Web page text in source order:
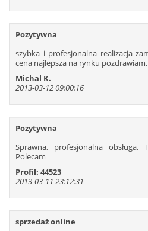
Pozytywna
szybka i profesjonalna realizacja
cena najlepsza na rynku pozdrawiam.
Michal K.
2013-03-12 09:00:16
Pozytywna
Sprawna, profesjonalna obsługa.
Polecam
Profil: 44523
2013-03-11 23:12:31
sprzedaż online